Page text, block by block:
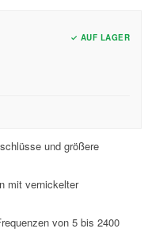
✓ AUF LAGER
und größere
mit vernickelter
von 5 bis 2400